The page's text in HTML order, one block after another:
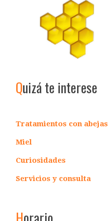
Quizá te interese
Tratamientos con abejas
Miel
Curiosidades
Servicios y consulta